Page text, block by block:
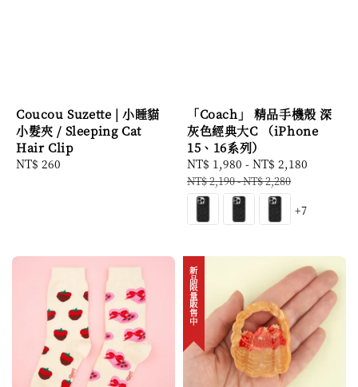
Coucou Suzette | 小睡貓
小髮夾 / Sleeping Cat
Hair Clip
Regular
NT$ 260
「Coach」 精品手機殼 深
灰色經典大C （iPhone
15、16系列）
Sale
price
NT$ 1,980 - NT$ 2,180
NT$ 2,190-NT$ 2,280
+7
新品限量販售中